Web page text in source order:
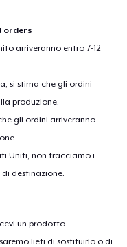
orders
arriveranno entro 7-12
si stima che gli ordini
produzione.
gli ordini arriveranno
Uniti, non tracciamo i
destinazione.
un prodotto
lieti di sostituirlo o di